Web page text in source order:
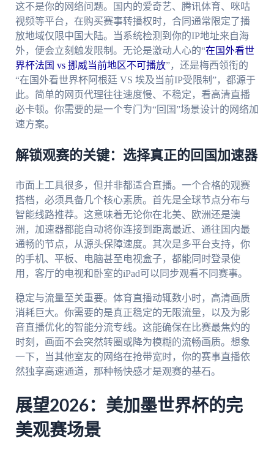
这不是你的网络问题。国内的爱奇艺、腾讯体育、咪咕
视频等平台，在购买赛事转播权时，合同通常限定了播
放地域仅限中国大陆。当系统检测到你的IP地址来自海
外，便会立刻触发限制。无论是激动人心的“在国外看世
界杯法国 vs 挪威当前地区不可播放”，还是梅西领衔的
“在国外看世界杯阿根廷 VS 埃及当前IP受限制”，都源于
此。简单的网页代理往往速度慢、不稳定，看高清直播
必卡顿。你需要的是一个专门为“回国”场景设计的网络加
速方案。
解锁观赛的关键：选择真正的回国加速器
市面上工具很多，但并非都适合直播。一个合格的观赛
搭档，必须具备几个核心素质。首先是全球节点分布与
智能线路推荐。这意味着无论你在北美、欧洲还是澳
洲，加速器都能自动将你连接到距离最近、通往国内最
通畅的节点，从源头保障速度。其次是多平台支持，你
的手机、平板、电脑甚至电视盒子，都能同时登录使
用，客厅的电视和卧室的iPad可以同步观看不同赛事。
稳定与流量至关重要。体育直播动辄数小时，高清画质
消耗巨大。你需要的是真正稳定的无限流量，以及为影
音直播优化的智能分流专线。这能确保在比赛最焦灼的
时刻，画面不会突然转圈或降为模糊的流畅画质。想象
一下，当其他室友的网络在抢带宽时，你的赛事直播依
然独享高速通道，那种畅快感才是观赛的基石。
展望2026：美加墨世界杯的完
美观赛场景